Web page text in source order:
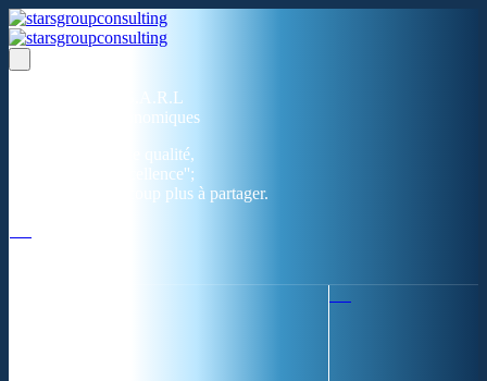
Un réseau de 05 S.A.R.L
dans 03 zones économiques
''Des prestations de qualité,
la garantie de l'excellence'';
Nous avons beaucoup plus à partager.